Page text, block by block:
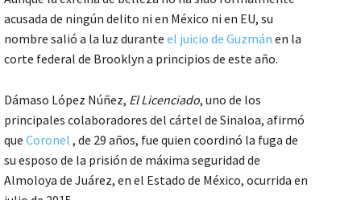
acusada de ningún delito ni en México ni en EU, su
nombre salió a la luz durante el juicio de Guzmán en la
corte federal de Brooklyn a principios de este año.
Dámaso López Núñez, El Licenciado, uno de los
principales colaboradores del cártel de Sinaloa, afirmó
que Coronel , de 29 años, fue quien coordinó la fuga de
su esposo de la prisión de máxima seguridad de
Almoloya de Juárez, en el Estado de México, ocurrida en